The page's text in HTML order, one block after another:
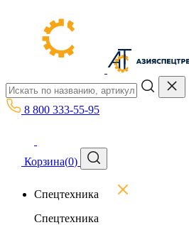
8 800 333-55-95
Корзина(0)
Спецтехника
Спецтехника